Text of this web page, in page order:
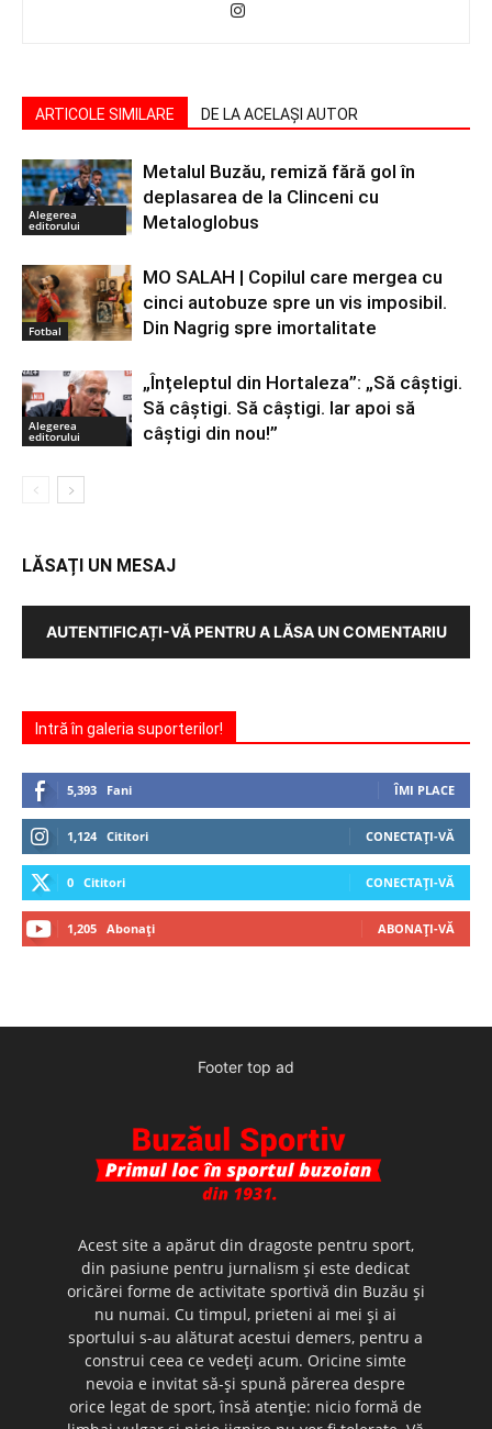
ARTICOLE SIMILARE DE LA ACELAȘI AUTOR
Alegerea
editorului
Metalul Buzău, remiză fără gol în
deplasarea de la Clinceni cu
Metaloglobus
Fotbal
MO SALAH | Copilul care mergea cu
cinci autobuze spre un vis imposibil.
Din Nagrig spre imortalitate
Alegerea
editorului
„Înțeleptul din Hortaleza”: „Să câștigi.
Să câștigi. Să câștigi. Iar apoi să
câștigi din nou!”
LĂSAȚI UN MESAJ
AUTENTIFICAȚI-VĂ PENTRU A LĂSA UN COMENTARIU
Intră în galeria suporterilor!
5,393 Fani ÎMI PLACE
1,124 Cititori CONECTAȚI-VĂ
0 Cititori CONECTAȚI-VĂ
1,205 Abonați ABONAȚI-VĂ
Footer top ad
Acest site a apărut din dragoste pentru sport,
din pasiune pentru jurnalism şi este dedicat
oricărei forme de activitate sportivă din Buzău şi
nu numai. Cu timpul, prieteni ai mei şi ai
sportului s-au alăturat acestui demers, pentru a
construi ceea ce vedeţi acum. Oricine simte
nevoia e invitat să-şi spună părerea despre
orice legat de sport, însă atenţie: nicio formă de